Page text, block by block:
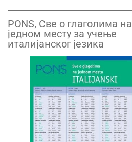
PONS, Све о глаголима на
једном месту за учење
италијанског језика